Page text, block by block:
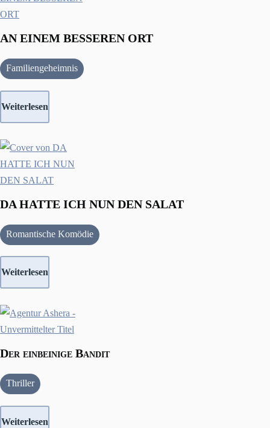
AN EINEM BESSEREN ORT
Familiengeheimnis
Weiterlesen
DA HATTE ICH NUN DEN SALAT
Romantische Komödie
Weiterlesen
Der einbeinige Bandit
Thriller
Weiterlesen